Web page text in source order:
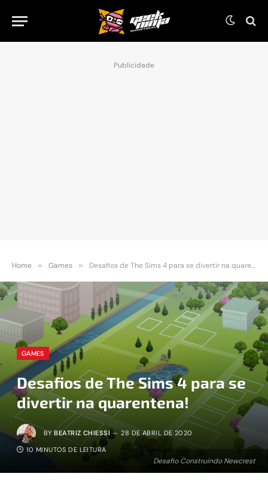
Publicidade
Home » Games » Desafios de The Sims 4 para se divertir na quarentena!
Desafio Construindo Newcrest
GAMES
Desafios de The Sims 4 para se
divertir na quarentena!
BY BEATRIZ CHIESSI 28 DE ABRIL DE 2020
10 MINUTOS DE LEITURA